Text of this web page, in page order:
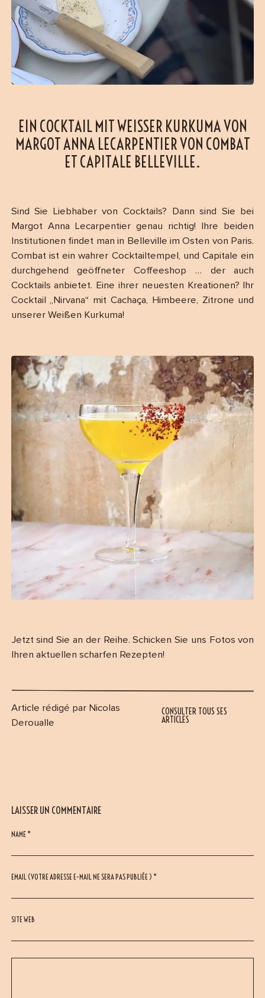
EIN COCKTAIL MIT WEISSER KURKUMA VON M
ARGOT ANNA LECARPENTIER VON COMBAT E
T CAPITALE BELLEVILLE.
Sind Sie Liebhaber von Cocktails? Dann sind Sie bei
Margot Anna Lecarpentier genau richtig! Ihre beiden
Institutionen findet man in Belleville im Osten von Paris.
Combat ist ein wahrer Cocktailtempel, und Capitale ein
durchgehend geöffneter Coffeeshop … der auch
Cocktails anbietet. Eine ihrer neuesten Kreationen? Ihr
Cocktail „Nirvana“ mit Cachaça, Himbeere, Zitrone und
unserer Weißen Kurkuma!
Jetzt sind Sie an der Reihe. Schicken Sie uns Fotos von
Ihren aktuellen scharfen Rezepten!
Article rédigé par Nicolas
Deroualle
CONSULTER TOUS SES
ARTICLES
LAISSER UN COMMENTAIRE
NAME *
EMAIL (VOTRE ADRESSE E-MAIL NE SERA PAS PUBLIÉE ) *
SITE WEB